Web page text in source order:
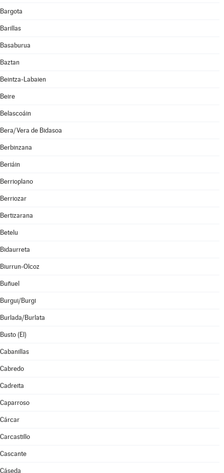
Bargota
Barillas
Basaburua
Baztan
Beintza-Labaien
Beire
Belascoáin
Bera/Vera de Bidasoa
Berbinzana
Beriáin
Berrioplano
Berriozar
Bertizarana
Betelu
Bidaurreta
Biurrun-Olcoz
Buñuel
Burgui/Burgi
Burlada/Burlata
Busto (El)
Cabanillas
Cabredo
Cadreita
Caparroso
Cárcar
Carcastillo
Cascante
Cáseda